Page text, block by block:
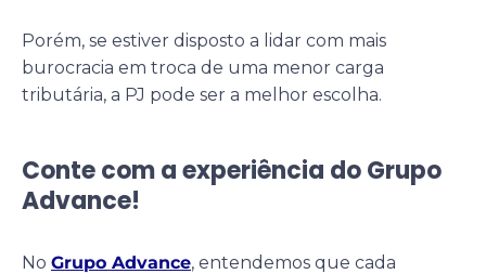
Porém, se estiver disposto a lidar com mais
burocracia em troca de uma menor carga
tributária, a PJ pode ser a melhor escolha.
Conte com a experiência do Grupo
Advance!
No Grupo Advance, entendemos que cada